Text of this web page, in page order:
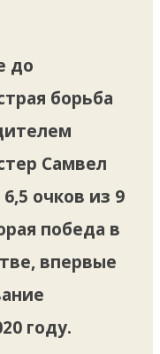
до
борьба
Самвел
очков из 9
победа в
впервые
году.